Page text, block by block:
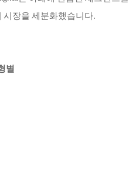
시장을 세분화했습니다.
별